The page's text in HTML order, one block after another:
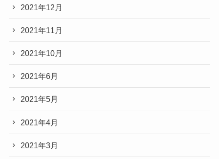
2021年12月
2021年11月
2021年10月
2021年6月
2021年5月
2021年4月
2021年3月